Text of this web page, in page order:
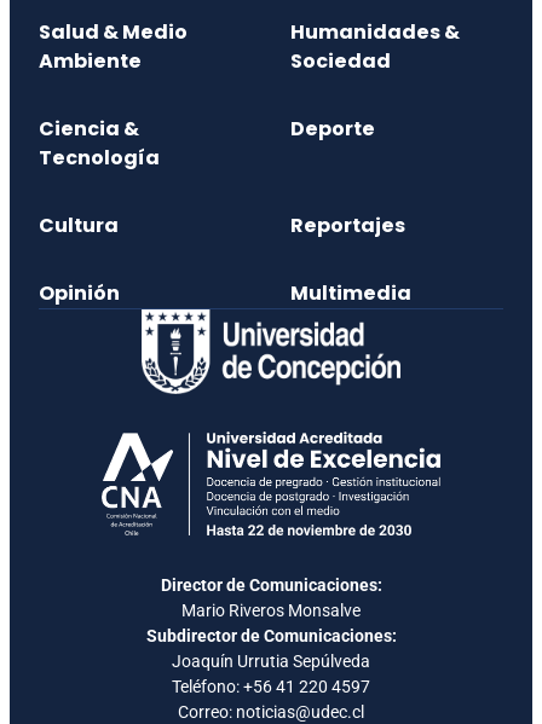
Salud & Medio
Ambiente
Humanidades &
Sociedad
Ciencia &
Tecnología
Deporte
Cultura Reportajes
Opinión Multimedia
Director de Comunicaciones:
Mario Riveros Monsalve
Subdirector de Comunicaciones:
Joaquín Urrutia Sepúlveda
Teléfono:+56 41 220 4597
Correo: noticias@udec.cl